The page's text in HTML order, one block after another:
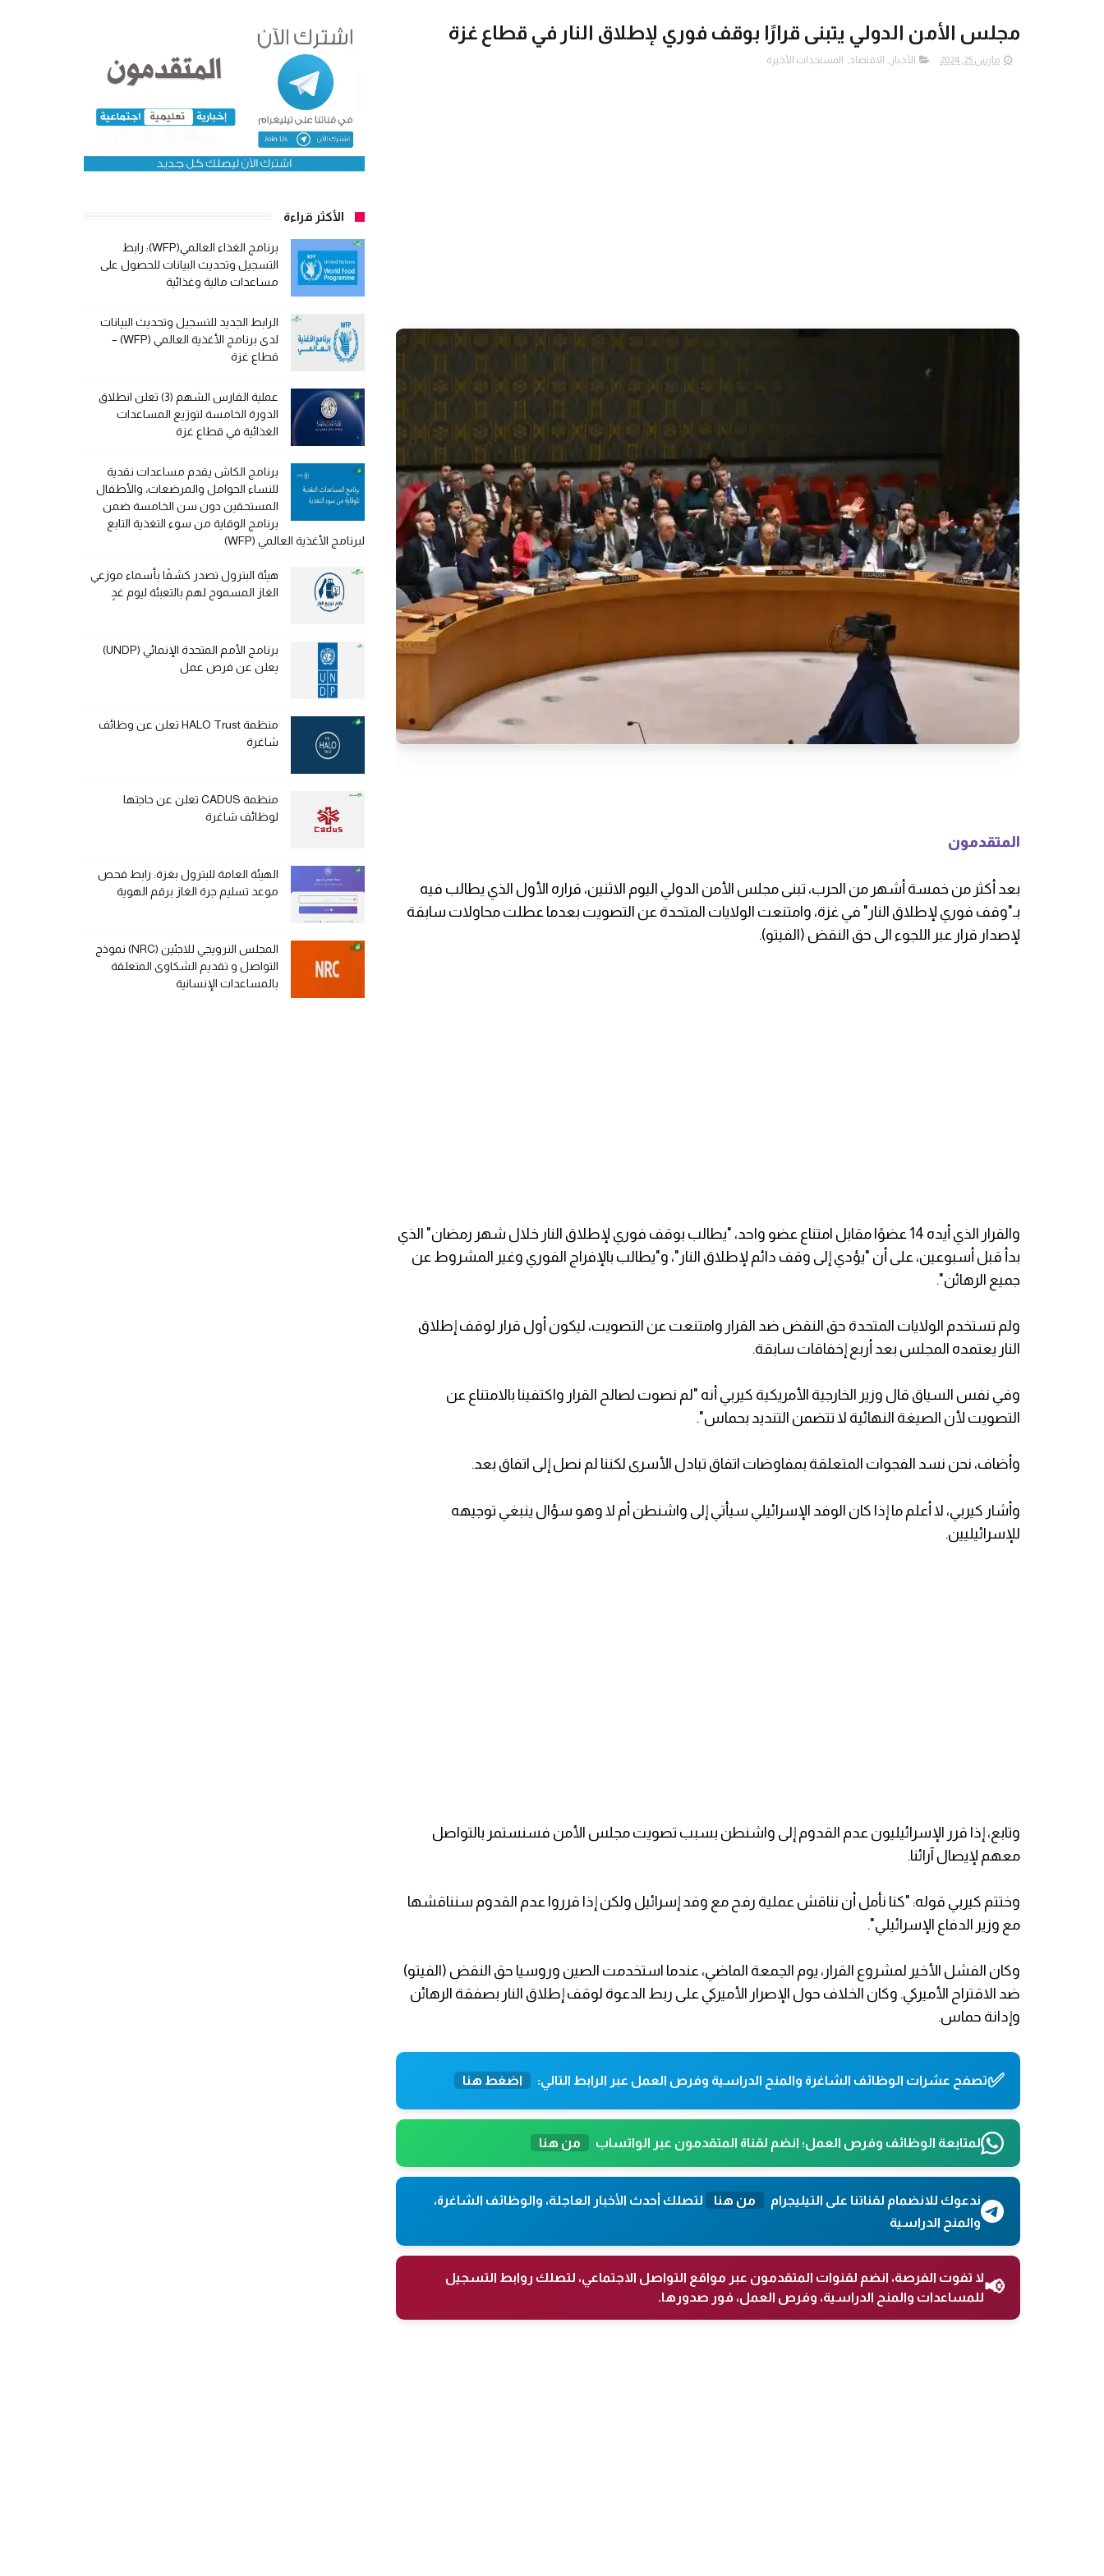
مجلس الأمن الدولي يتبنى قرارًا بوقف فوري لإطلاق النار في قطاع غزة
مارس 25, 2024 الأخبار , الاقتصاد, المستجدات الأخيرة
المتقدمون
بعد أكثر من خمسة أشهر من الحرب، تبنى مجلس الأمن الدولي اليوم الاثنين، قراره الأول الذي يطالب فيه
بـ"وقف فوري لإطلاق النار" في غزة، وامتنعت الولايات المتحدة عن التصويت بعدما عطلت محاولات سابقة
لإصدار قرار عبر اللجوء الى حق النقض (الفيتو).
والقرار الذي أيده 14 عضوًا مقابل امتناع عضو واحد، "يطالب بوقف فوري لإطلاق النار خلال شهر رمضان" الذي
بدأ قبل أسبوعين، على أن "يؤدي إلى وقف دائم لإطلاق النار"، و"يطالب بالإفراج الفوري وغير المشروط عن
جميع الرهائن".
ولم تستخدم الولايات المتحدة حق النقض ضد القرار وامتنعت عن التصويت، ليكون أول قرار لوقف إطلاق
النار يعتمده المجلس بعد أربع إخفاقات سابقة.
وفي نفس السياق قال وزير الخارجية الأمريكية كيربي أنه "لم نصوت لصالح القرار واكتفينا بالامتناع عن
التصويت لأن الصيغة النهائية لا تتضمن التنديد بحماس".
وأضاف، نحن نسد الفجوات المتعلقة بمفاوضات اتفاق تبادل الأسرى لكننا لم نصل إلى اتفاق بعد.
وأشار كيربي، لا أعلم ما إذا كان الوفد الإسرائيلي سيأتي إلى واشنطن أم لا وهو سؤال ينبغي توجيهه
للإسرائيليين.
وتابع، إذا قرر الإسرائيليون عدم القدوم إلى واشنطن بسبب تصويت مجلس الأمن فسنستمر بالتواصل
معهم لإيصال آرائنا.
وختتم كيربي قوله: "كنا نأمل أن نناقش عملية رفح مع وفد إسرائيل ولكن إذا قرروا عدم القدوم سنناقشها
مع وزير الدفاع الإسرائيلي".
وكان الفشل الأخير لمشروع القرار، يوم الجمعة الماضي، عندما استخدمت الصين وروسيا حق النقض (الفيتو)
ضد الاقتراح الأميركي. وكان الخلاف حول الإصرار الأميركي على ربط الدعوة لوقف إطلاق النار بصفقة الرهائن
وإدانة حماس.
✅تصفح عشرات الوظائف الشاغرة والمنح الدراسية وفرص العمل عبر الرابط التالي: اضغط هنا
لمتابعة الوظائف وفرص العمل؛ انضم لقناة المتقدمون عبر الواتساب من هنا
ندعوك للانضمام لقناتنا على التيليجرام من هنا
لتصلك أحدث الأخبار العاجلة، والوظائف الشاغرة،
والمنح الدراسية
📢لا تفوت الفرصة، انضم لقنوات المتقدمون عبر مواقع التواصل الاجتماعي، لتصلك روابط التسجيل
للمساعدات والمنح الدراسية، وفرص العمل، فور صدورها.
الأكثر قراءة
برنامج الغذاء العالمي(WFP): رابط
التسجيل وتحديث البيانات للحصول على
مساعدات مالية وغذائية
الرابط الجديد للتسجيل وتحديث البيانات
لدى برنامج الأغذية العالمي (WFP) –
قطاع غزة
عملية الفارس الشهم (3) تعلن انطلاق
الدورة الخامسة لتوزيع المساعدات
الغذائية في قطاع غزة
برنامج الكاش يقدم مساعدات نقدية
للنساء الحوامل والمرضعات، والأطفال
المستحقين دون سن الخامسة ضمن
برنامج الوقاية من سوء التغذية التابع
لبرنامج الأغذية العالمي (WFP)
هيئة البترول تصدر كشفًا بأسماء موزعي
الغاز المسموح لهم بالتعبئة ليوم غدٍ
برنامج الأمم المتحدة الإنمائي (UNDP)
يعلن عن فرص عمل
منظمة HALO Trust تعلن عن وظائف
شاغرة
منظمة CADUS تعلن عن حاجتها
لوظائف شاغرة
الهيئة العامة للبترول بغزة: رابط فحص
موعد تسليم جرة الغاز برقم الهوية
المجلس النرويجي للاجئين (NRC) نموذج
التواصل و تقديم الشكاوى المتعلقة
بالمساعدات الإنسانية